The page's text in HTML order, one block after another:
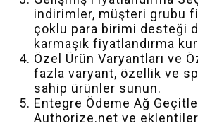
indirimler, müşteri grubu
çoklu para birimi desteği
karmaşık fiyatlandırma
Özel Ürün Varyantları ve
fazla varyant, özellik ve
sahip ürünler sunun.
Entegre Ödeme Ağ
Authorize.net ve eklentiler